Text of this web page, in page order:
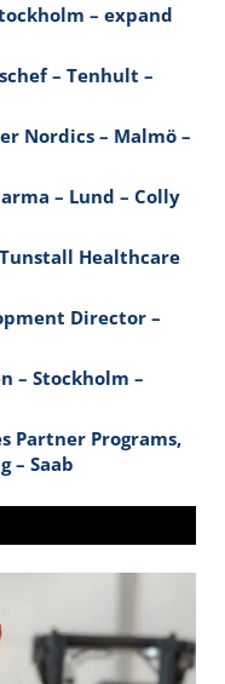
– expand
– Tenhult –
Nordics – Malmö –
– Lund – Colly
Healthcare
Director –
– Stockholm –
Partner Programs,
– Saab